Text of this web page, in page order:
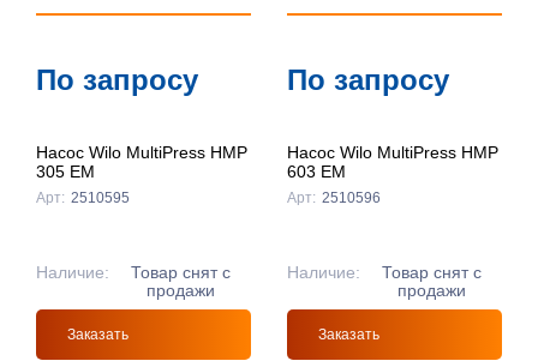
По запросу
Насос Wilo MultiPress HMP
305 EM
Арт: 2510595
Наличие:
Товар снят с
продажи
Заказать
По запросу
Насос Wilo MultiPress HMP
603 EM
Арт: 2510596
Наличие:
Товар снят с
продажи
Заказать